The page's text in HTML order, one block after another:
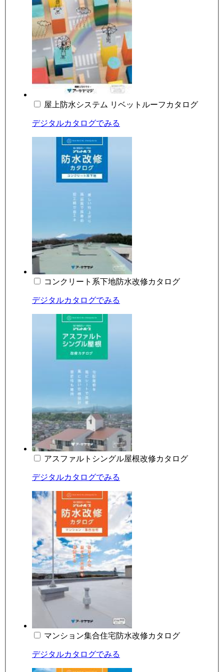
屋上防水システム リベットルーフカタログ
デジタルカタログでみる
コンクリート系下地防水改修カタログ
デジタルカタログでみる
アスファルトシングル屋根改修カタログ
デジタルカタログでみる
マンション集合住宅防水改修カタログ
デジタルカタログでみる